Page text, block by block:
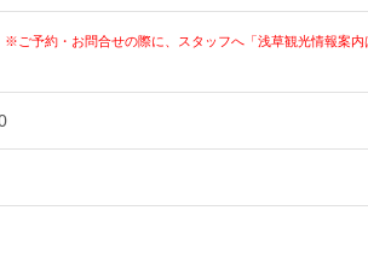
※ご予約・お問合せの際に、スタッフへ「浅草観光情報案内